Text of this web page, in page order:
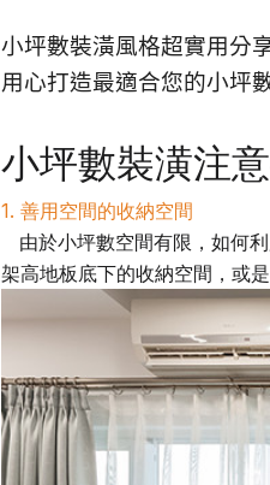
小坪數裝潢風格超實用分
用心打造最適合您的小坪
小坪數裝潢注
1. 善用空間的收納空間
由於小坪數空間有限，如何
架高地板底下的收納空間，或